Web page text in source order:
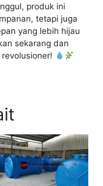
produk ini
tetapi juga
yang lebih hijau
sekarang dan